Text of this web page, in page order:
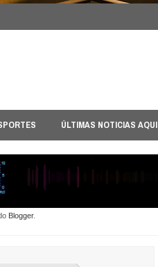
ÚLTIMAS NOTICIAS AQUI
Blogger.